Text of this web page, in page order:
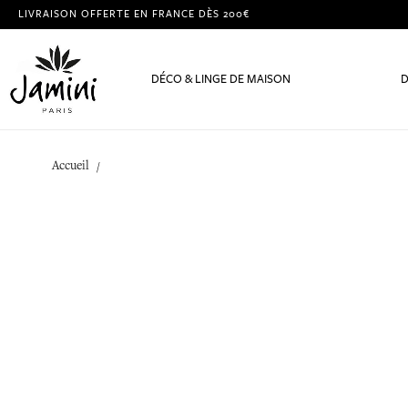
LIVRAISON OFFERTE EN FRANCE DÈS 200€
DÉCO & LINGE DE MAISON
Accueil